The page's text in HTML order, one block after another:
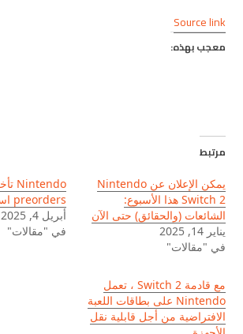
Source link
معجب بهذه:
مرتبط
يمكن الإعلان عن Nintendo
Switch 2 هذا الأسبوع:
الشائعات (والحقائق) حتى الآن
يناير 14, 2025
في "مقالات"
preorders استجابة للتعريفات
أبريل 4, 2025
في "مقالات"
مع قادمة Switch 2 ، تعمل
Nintendo على بطاقات اللعبة
الافتراضية من أجل قابلية نقل